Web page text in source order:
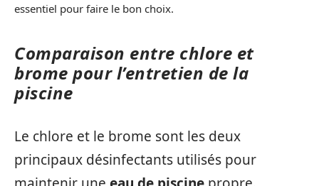
essentiel pour faire le bon choix.
Comparaison entre chlore et
brome pour l’entretien de la
piscine
Le chlore et le brome sont les deux
principaux désinfectants utilisés pour